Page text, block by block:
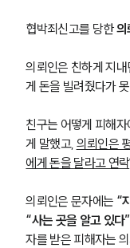
협박죄신고를 당한 의
의뢰인은 친하게 지
게 돈을 빌려줬다가
친구는 어떻게 피해
게 말했고, 의뢰인은
에게 돈을 달라고 연락
의뢰인은 문자에는 “
“사는 곳을 알고 있다
자를 받은 피해자는